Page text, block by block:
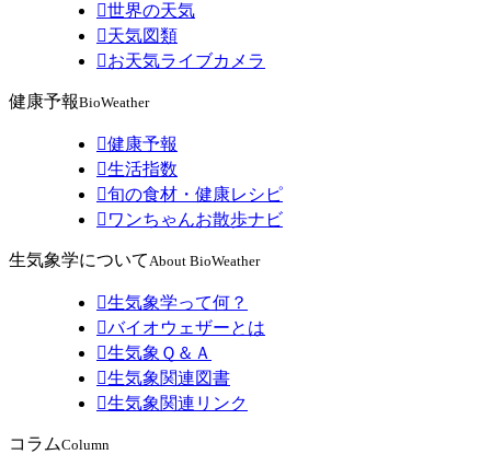
世界の天気
天気図類
お天気ライブカメラ
健康予報BioWeather
健康予報
生活指数
旬の食材・健康レシピ
 ワンちゃんお散歩ナビ
生気象学についてAbout BioWeather
生気象学って何？
バイオウェザーとは
生気象Ｑ＆Ａ
生気象関連図書
生気象関連リンク
コラムColumn